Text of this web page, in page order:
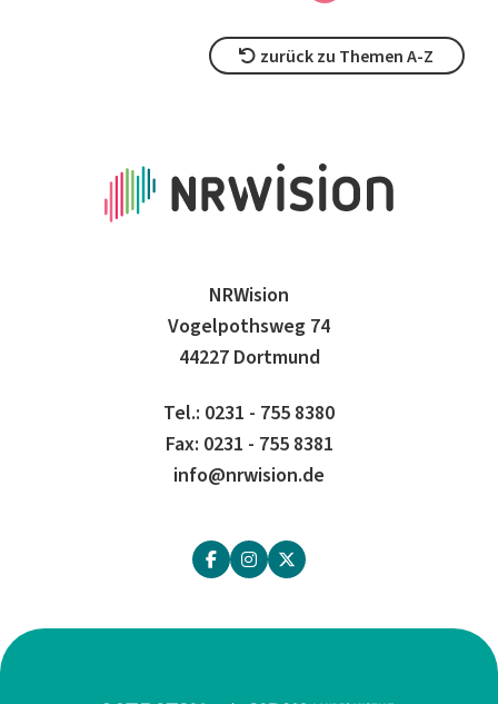
zurück zu Themen A-Z
NRWision
Vogelpothsweg 74
44227 Dortmund
Tel.: 0231 - 755 8380
Fax: 0231 - 755 8381
info@nrwision.de